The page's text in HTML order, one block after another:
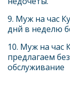
9. Муж на час
днй в неделю
10. Муж на час
предлагаем
обслуживание